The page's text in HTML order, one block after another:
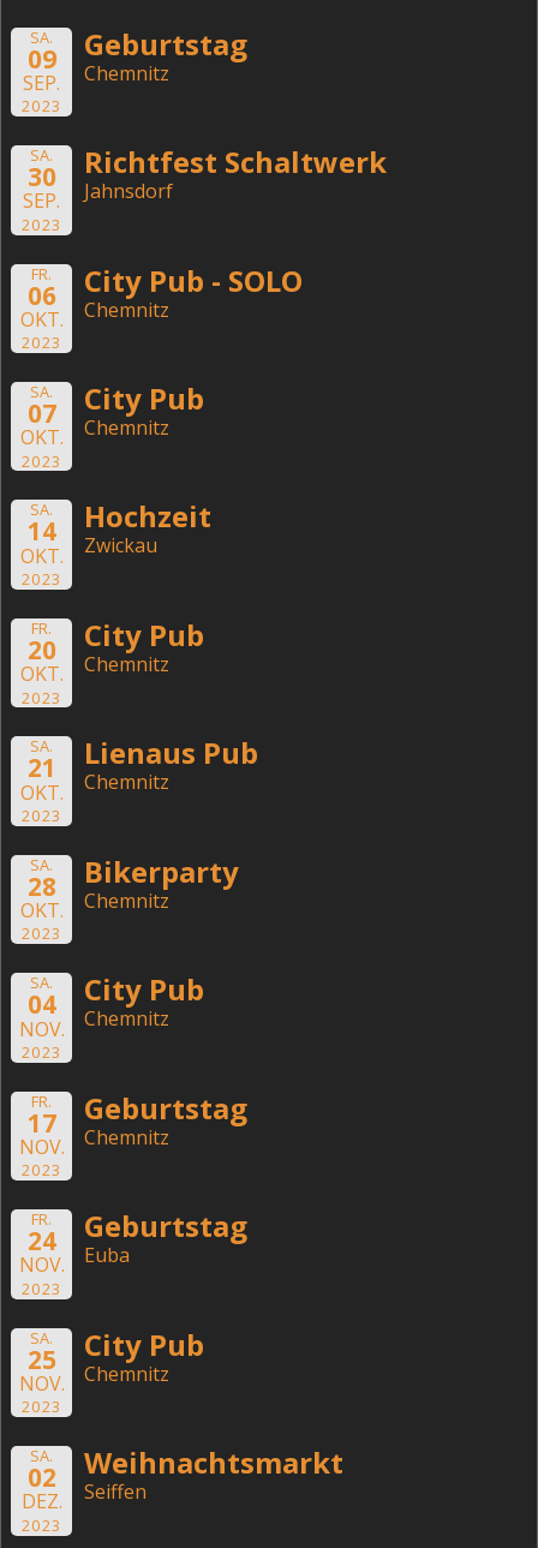
SA.
09
SEP.
2023
Geburtstag
Chemnitz
SA.
30
SEP.
2023
Richtfest Schaltwerk
Jahnsdorf
FR.
06
OKT.
2023
City Pub - SOLO
Chemnitz
SA.
07
OKT.
2023
City Pub
Chemnitz
SA.
14
OKT.
2023
Hochzeit
Zwickau
FR.
20
OKT.
2023
City Pub
Chemnitz
SA.
21
OKT.
2023
Lienaus Pub
Chemnitz
SA.
28
OKT.
2023
Bikerparty
Chemnitz
SA.
04
NOV.
2023
City Pub
Chemnitz
FR.
17
NOV.
2023
Geburtstag
Chemnitz
FR.
24
NOV.
2023
Geburtstag
Euba
SA.
25
NOV.
2023
City Pub
Chemnitz
SA.
02
DEZ.
2023
Weihnachtsmarkt
Seiffen